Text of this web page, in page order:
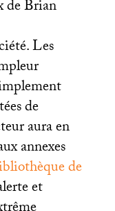
de Brian
Les
de
aura en
annexes
de
et